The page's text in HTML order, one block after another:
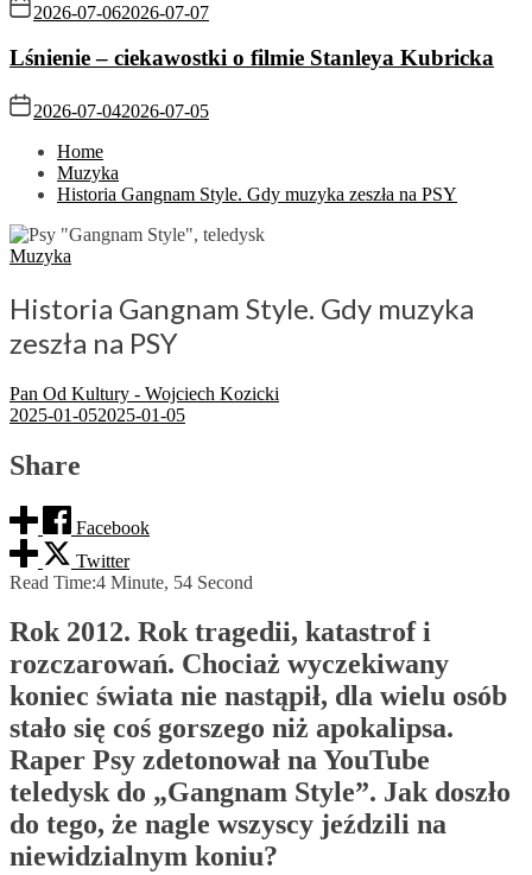
2026-07-062026-07-07
Lśnienie – ciekawostki o filmie Stanleya Kubricka
2026-07-042026-07-05
Home
Muzyka
Historia Gangnam Style. Gdy muzyka zeszła na PSY
Muzyka
Historia Gangnam Style. Gdy muzyka
zeszła na PSY
Pan Od Kultury - Wojciech Kozicki
2025-01-052025-01-05
Share
Facebook
Twitter
Read Time:4 Minute, 54 Second
Rok 2012. Rok tragedii, katastrof i
rozczarowań. Chociaż wyczekiwany
koniec świata nie nastąpił, dla wielu osób
stało się coś gorszego niż apokalipsa.
Raper Psy zdetonował na YouTube
teledysk do „Gangnam Style”. Jak doszło
do tego, że nagle wszyscy jeździli na
niewidzialnym koniu?